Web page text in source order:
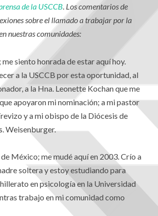
de la USCCB. Los comentarios de
sobre el llamado a trabajar por la
nuestras comunidades:
me siento honrada de estar aquí hoy.
a la USCCB por esta oportunidad, al
a la Hna. Leonette Kochan que me
apoyaron mi nominación; a mi pastor
y a mi obispo de la Diócesis de
Weisenburger.
México; me mudé aquí en 2003. Crío a
soltera y estoy estudiando para
en psicología en la Universidad
trabajo en mi comunidad como